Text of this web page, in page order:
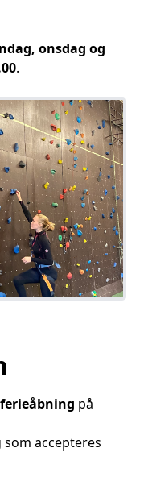
onsdag og
.
på
accepteres